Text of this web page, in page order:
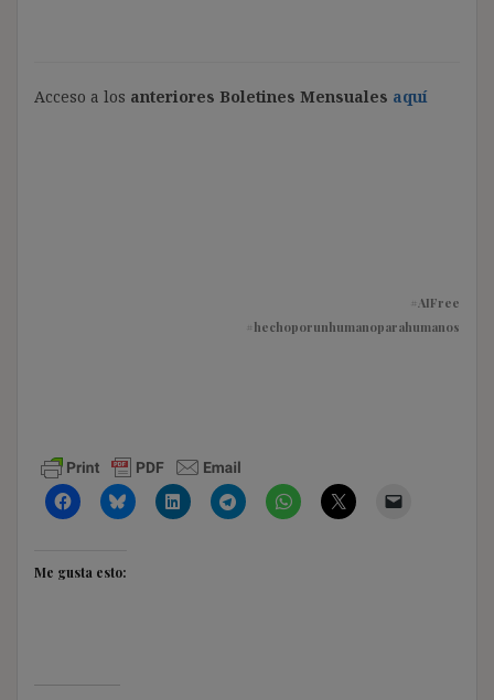
Acceso a los anteriores Boletines Mensuales aquí
#AIFree
#hechoporunhumanoparahumanos
Me gusta esto: